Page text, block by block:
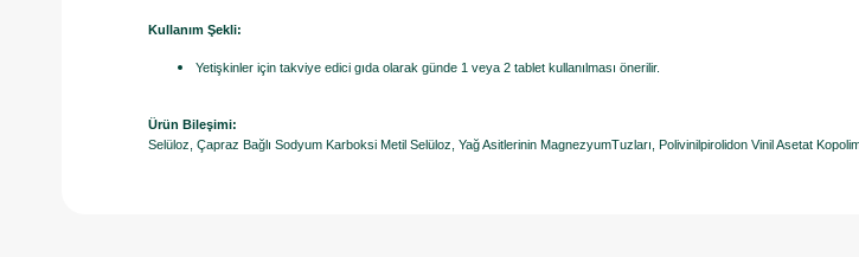
Kullanım Şekli:
Yetişkinler için takviye edici gıda olarak günde 1 veya 2 tablet kullanılması önerilir.
Ürün Bileşimi:
Selüloz, Çapraz Bağlı Sodyum Karboksi Metil Selüloz, Yağ Asitlerinin MagnezyumTuzları, Polivinilpirolidon Vinil Asetat